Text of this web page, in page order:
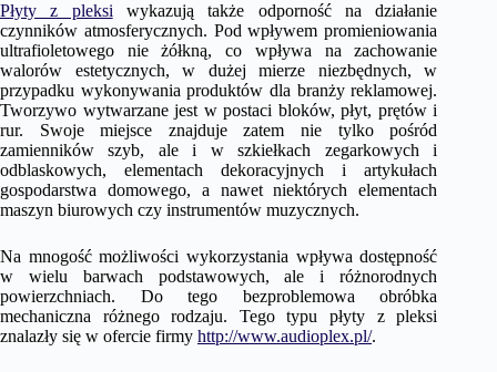
Płyty z pleksi wykazują także odporność na działanie
czynników atmosferycznych. Pod wpływem promieniowania
ultrafioletowego nie żółkną, co wpływa na zachowanie
walorów estetycznych, w dużej mierze niezbędnych, w
przypadku wykonywania produktów dla branży reklamowej.
Tworzywo wytwarzane jest w postaci bloków, płyt, prętów i
rur. Swoje miejsce znajduje zatem nie tylko pośród
zamienników szyb, ale i w szkiełkach zegarkowych i
odblaskowych, elementach dekoracyjnych i artykułach
gospodarstwa domowego, a nawet niektórych elementach
maszyn biurowych czy instrumentów muzycznych.
Na mnogość możliwości wykorzystania wpływa dostępność
w wielu barwach podstawowych, ale i różnorodnych
powierzchniach. Do tego bezproblemowa obróbka
mechaniczna różnego rodzaju. Tego typu płyty z pleksi
znalazły się w ofercie firmy http://www.audioplex.pl/.